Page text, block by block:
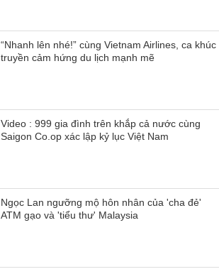
“Nhanh lên nhé!” cùng Vietnam Airlines, ca khúc
truyền cảm hứng du lịch mạnh mẽ
Video : 999 gia đình trên khắp cả nước cùng
Saigon Co.op xác lập kỷ lục Việt Nam
Ngọc Lan ngưỡng mộ hôn nhân của 'cha đẻ'
ATM gạo và 'tiểu thư' Malaysia